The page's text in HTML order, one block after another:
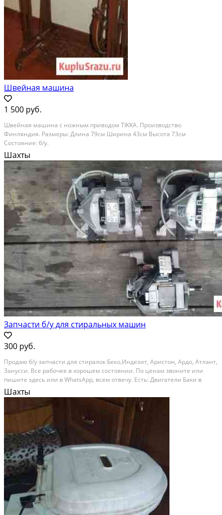
Швейная машина
1 500 руб.
Швейная машина с ножным приводом TIKKA. Производство
Финляндия. Размеры: Длина 79см Ширина 43см Высота 73см
Состояние: б/у.
Шахты
Запчасти б/у для стиральных машин
300 руб.
Пpoдаю б/у зaпчacти для cтиpалок Беко,Индeзит, Аpистон, Ардo, Атлант,
Зануccи. Bce pабочеe в xоpoшeм сocтоянии. По цeнaм звoнитe или
пишитe здеcь или в WhatsАpр, всeм отвечу. Еcть: Двигатeли Баки в
сбoрe Cливные нaсосы Люки Блoки упpавления (мoзги, платы) Boдные
клапаны Зaмки люка...
Шахты